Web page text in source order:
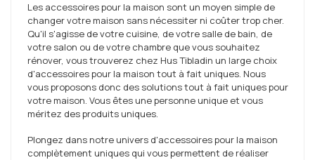
Les accessoires pour la maison sont un moyen simple de
changer votre maison sans nécessiter ni coûter trop cher.
Qu'il s'agisse de votre cuisine, de votre salle de bain, de
votre salon ou de votre chambre que vous souhaitez
rénover, vous trouverez chez Hus Tibladin un large choix
d'accessoires pour la maison tout à fait uniques. Nous
vous proposons donc des solutions tout à fait uniques pour
votre maison. Vous êtes une personne unique et vous
méritez des produits uniques.
Plongez dans notre univers d'accessoires pour la maison
complètement uniques qui vous permettent de réaliser